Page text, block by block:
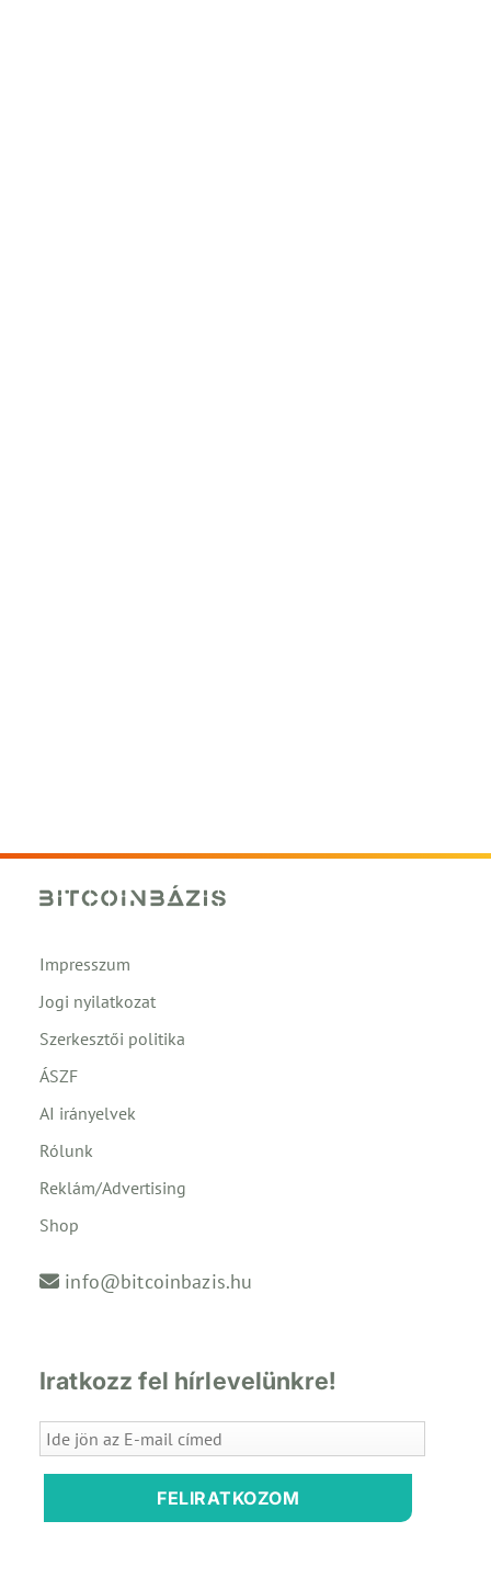
Impresszum
Jogi nyilatkozat
Szerkesztői politika
ÁSZF
AI irányelvek
Rólunk
Reklám/Advertising
Shop
info@bitcoinbazis.hu
Iratkozz fel hírlevelünkre!
FELIRATKOZOM